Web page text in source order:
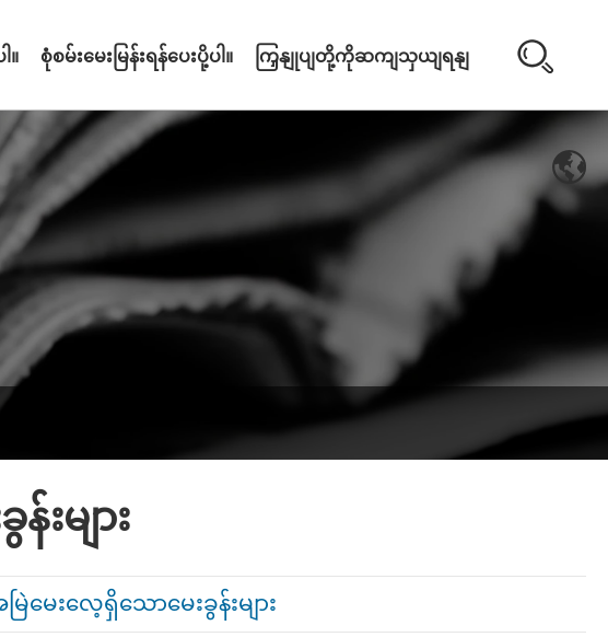
။ စုံစမ်းမေးမြန်းရန်ပေးပို့ပါ။ ကြှနျုပျတို့ကိုဆကျသှယျရနျ
းများ
ြဲမေးလေ့ရှိသောမေးခွန်းများ